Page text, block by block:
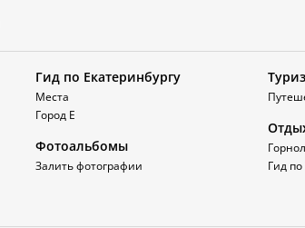
Гид по Екатеринбургу
Места
Город Е
Фотоальбомы
Залить фотографии
Гид